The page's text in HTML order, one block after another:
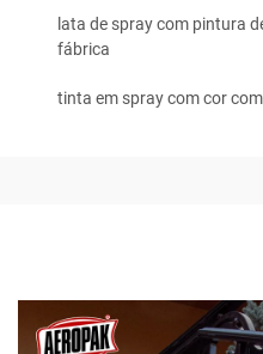
lata de spray com pintura
fábrica
tinta em spray com cor